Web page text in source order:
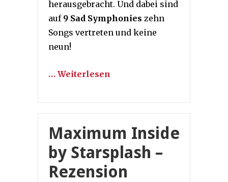
herausgebracht. Und dabei sind
auf 9 Sad Symphonies zehn
Songs vertreten und keine
neun!
… Weiterlesen
Maximum Inside
by Starsplash –
Rezension